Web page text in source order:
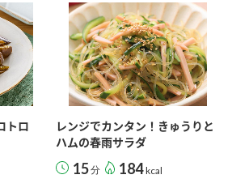
トロ
レンジでカンタン！きゅうりと
ハムの春雨サラダ
15分 184 kcal